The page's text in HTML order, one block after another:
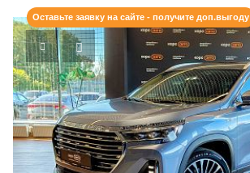
Оставьте заявку на сайте - получите доп.выгоду